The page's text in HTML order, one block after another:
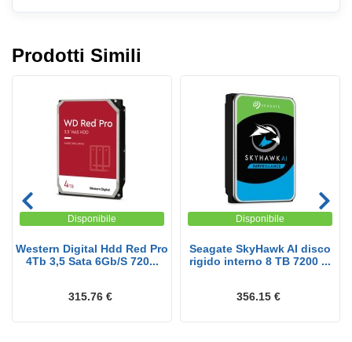
Prodotti Simili
Disponibile
Western Digital Hdd Red Pro
4Tb 3,5 Sata 6Gb/S 720...
315.76 €
Disponibile
Seagate SkyHawk AI disco
rigido interno 8 TB 7200 ...
356.15 €